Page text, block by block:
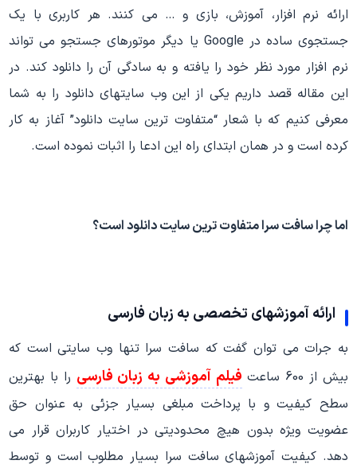
ارائه نرم افزار، آموزش، بازی و … می کنند. هر کاربری با یک
جستجوی ساده در Google یا دیگر موتورهای جستجو می تواند
نرم افزار مورد نظر خود را یافته و به سادگی آن را دانلود کند. در
این مقاله قصد داریم یکی از این وب سایتهای دانلود را به شما
معرفی کنیم که با شعار “متفاوت ترین سایت دانلود” آغاز به کار
کرده است و در همان ابتدای راه این ادعا را اثبات نموده است.
اما چرا سافت سرا متفاوت ترین سایت دانلود است؟
ارائه آموزشهای تخصصی به زبان فارسی
به جرات می توان گفت که سافت سرا تنها وب سایتی است که
بیش از 600 ساعت
فیلم آموزشی به زبان فارسی را با بهترین
سطح کیفیت و با پرداخت مبلغی بسیار جزئی به عنوان حق
عضویت ویژه بدون هیچ محدودیتی در اختیار کاربران قرار می
دهد. کیفیت آموزشهای سافت سرا بسیار مطلوب است و توسط